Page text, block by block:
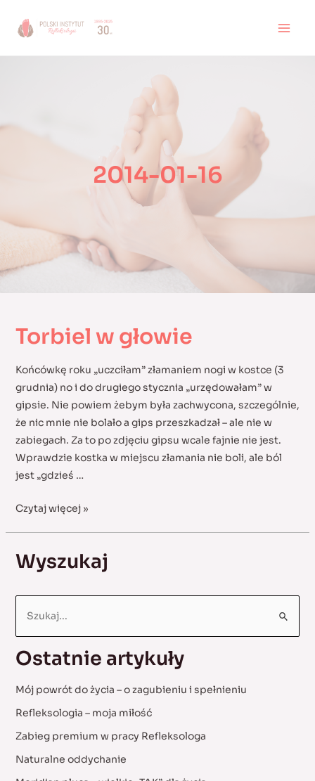
2014-01-16
Torbiel w głowie
Końcówkę roku „uczciłam” złamaniem nogi w kostce (3
grudnia) no i do drugiego stycznia „urzędowałam” w
gipsie. Nie powiem żebym była zachwycona, szczególnie,
że nic mnie nie bolało a gips przeszkadzał – ale nie w
zabiegach. Za to po zdjęciu gipsu wcale fajnie nie jest.
Wprawdzie kostka w miejscu złamania nie boli, ale ból
jest „gdzieś …
Torbiel
Czytaj więcej »
Wyszukaj
r
c
o
r
Ostatnie artykuły
Mój powrót do życia – o zagubieniu i spełnieniu
Refleksologia – moja miłość
Zabieg premium w pracy Refleksologa
Naturalne oddychanie